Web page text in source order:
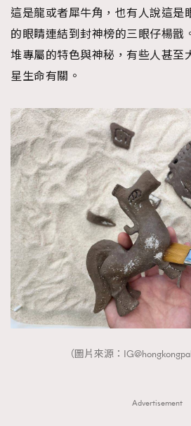
TRENDING
AFrenchMind
EmpowerF
FashionWeek
這是龍或者犀牛角，也有人說這是
的眼睛連結到封神榜的三眼仔楊戩
堆專屬的特色與神秘，有些人甚至
星生命有關。
（圖片來源：
Advertisement